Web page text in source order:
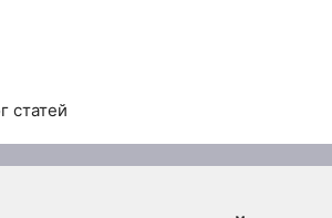
статей